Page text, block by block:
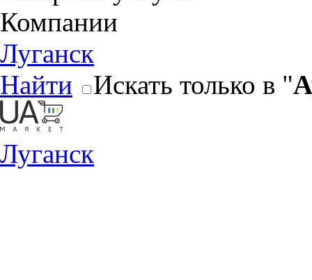
Компании
Луганск
Найти
Искать только в "
Луганск